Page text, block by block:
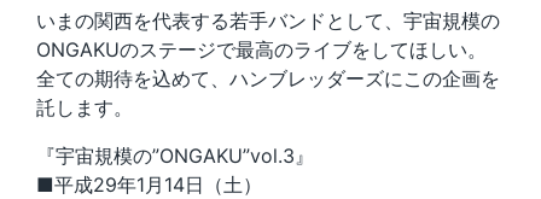
いまの関西を代表する若手バンドとして、宇宙規模の
ONGAKUのステージで最高のライブをしてほしい。
全ての期待を込めて、ハンブレッダーズにこの企画を
託します。
『宇宙規模の”ONGAKU”vol.3』
■平成29年1月14日（土）